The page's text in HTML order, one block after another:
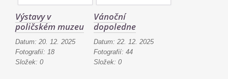
Výstavy v
poličském muzeu
Datum: 20. 12. 2025
Fotografií: 18
Složek: 0
Vánoční
dopoledne
Datum: 22. 12. 2025
Fotografií: 44
Složek: 0